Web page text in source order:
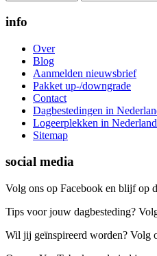
info
Over
Blog
Aanmelden nieuwsbrief
Pakket up-/downgrade
Contact
Dagbestedingen in
Logeerplekken in Nederland
Sitemap
social media
Volg ons op Facebook en blijf op
Tips voor jouw dagbesteding?
Wil jij geïnspireerd worden? Volg